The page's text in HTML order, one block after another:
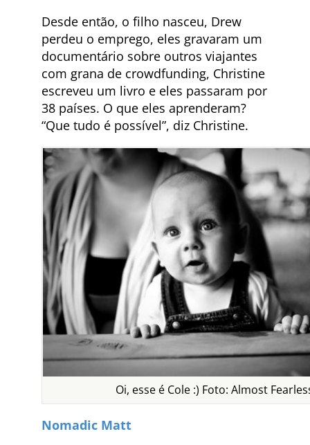
Desde então, o filho nasceu, Drew
perdeu o emprego, eles gravaram um
documentário sobre outros viajantes
com grana de crowdfunding, Christine
escreveu um livro e eles passaram por
38 países. O que eles aprenderam?
“Que tudo é possível”, diz Christine.
Oi, esse é Cole :) Foto: Almost
Nomadic Matt